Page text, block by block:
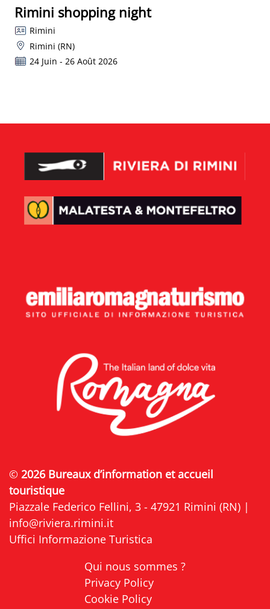
Rimini shopping night
Rimini
Rimini (RN)
24 Juin - 26 Août 2026
© 2026 Bureaux d’information et accueil
touristique
Piazzale Federico Fellini, 3 - 47921 Rimini (RN) |
info@riviera.rimini.it
Uffici Informazione Turistica
Qui nous sommes ?
Privacy Policy
Cookie Policy